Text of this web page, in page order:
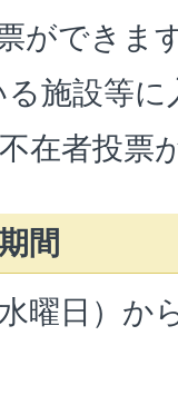
ができま
施設等
在者投票
間
曜日）か